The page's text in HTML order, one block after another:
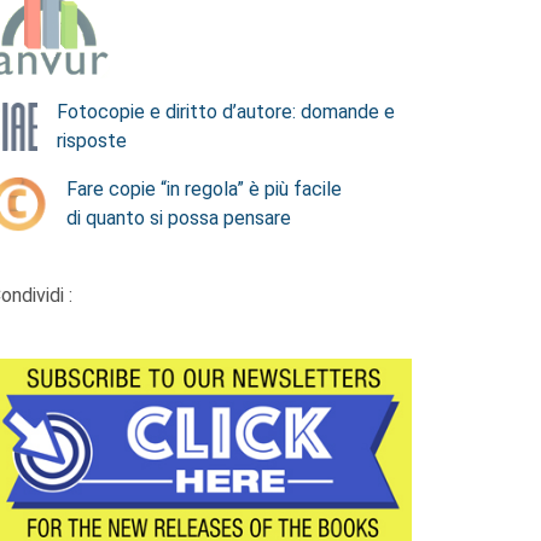
Fotocopie e diritto d’autore: domande e
risposte
Fare copie “in regola” è più facile
di quanto si possa pensare
: